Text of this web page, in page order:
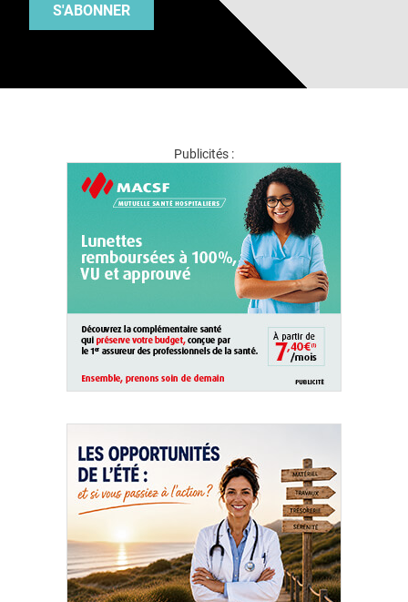
S'ABONNER
Publicités :